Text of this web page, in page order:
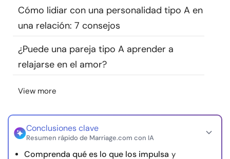
Idioma
Sobre nosotros Contáctanos Escríbenos
Publicidad con
nosotros
Cómo lidiar con una personalidad tipo A en
una relación: 7 consejos
¿Puede una pareja tipo A aprender a
relajarse en el amor?
View more
Conclusiones clave
Resumen rápido de Marriage.com con IA
Comprenda qué es lo que los impulsa y